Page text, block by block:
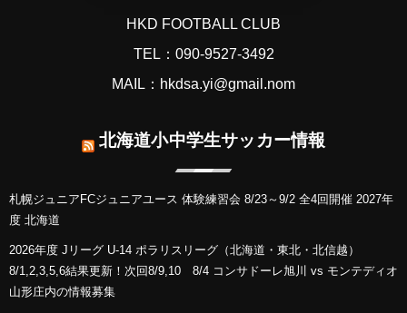
HKD FOOTBALL CLUB
TEL：090-9527-3492
MAIL：hkdsa.yi@gmail.nom
北海道小中学生サッカー情報
札幌ジュニアFCジュニアユース 体験練習会 8/23～9/2 全4回開催 2027年
度 北海道
2026年度 Jリーグ U-14 ポラリスリーグ（北海道・東北・北信越）
8/1,2,3,5,6結果更新！次回8/9,10 8/4 コンサドーレ旭川 vs モンテディオ
山形庄内の情報募集